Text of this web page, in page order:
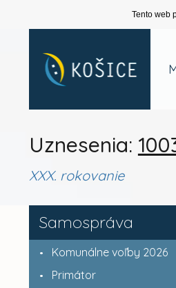
Tento web
Uznesenia:
XXX. rokovanie
Samospráva
Komunálne voľby 2026
Primátor